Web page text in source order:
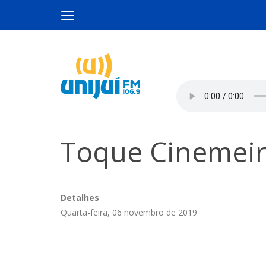
Toque
Detalhes
Quarta-feira, 06 novembro de 2019